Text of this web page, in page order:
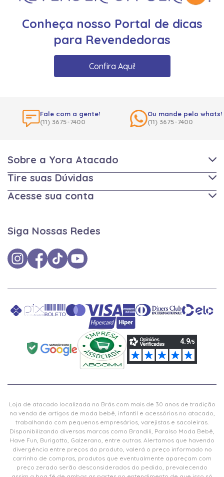
Conheça nosso Portal de dicas
para Revendedoras
Confira Aqui!
Fale com a gente!
(11) 3675-7400
Ou mande pelo whats!
(11) 3675-7400
Sobre a Yora Atacado
Tire suas Dúvidas
Acesse sua conta
Siga Nossas Redes
Loja de atacado localizada no Brás com mais de 30 anos de tradição
na venda de artigos de moda bebê, infantil e acessórios no atacado,
trabalhando com pequenos empresários, varejistas e sacoleiras.
Disponibilizando diversas marcas como Brandili, Paraíso Moda Bebê,
Have Fun, Burigotto, Galzerano, entre outras. Alertamos que havendo
divergência entre preços do produto, valerá o preço informado no
carrinho de compras, produtos que eventualmente apareçam com
preço zerado serão desconsiderados do pedido, prevalecendo